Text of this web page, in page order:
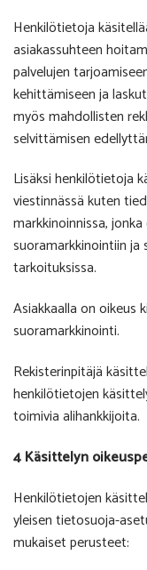
Henkilötietoja
asiakassuhteen
palvelujen
kehittämiseen ja
myös mahdollisten
selvittämisen
Lisäksi henkilötietoja
viestinnässä kuten
markkinoinnissa,
suoramarkkinointiin ja
tarkoituksissa.
Asiakkaalla on oikeus
suoramarkkinointi.
Rekisterinpitäjä
henkilötietojen
toimivia alihankkijoita.
4 Käsittelyn
Henkilötietojen
yleisen tietosuoja-
mukaiset perusteet: